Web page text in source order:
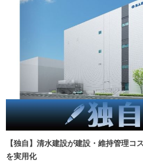
【独自】清水建設が建設・維持管理コ
を実用化